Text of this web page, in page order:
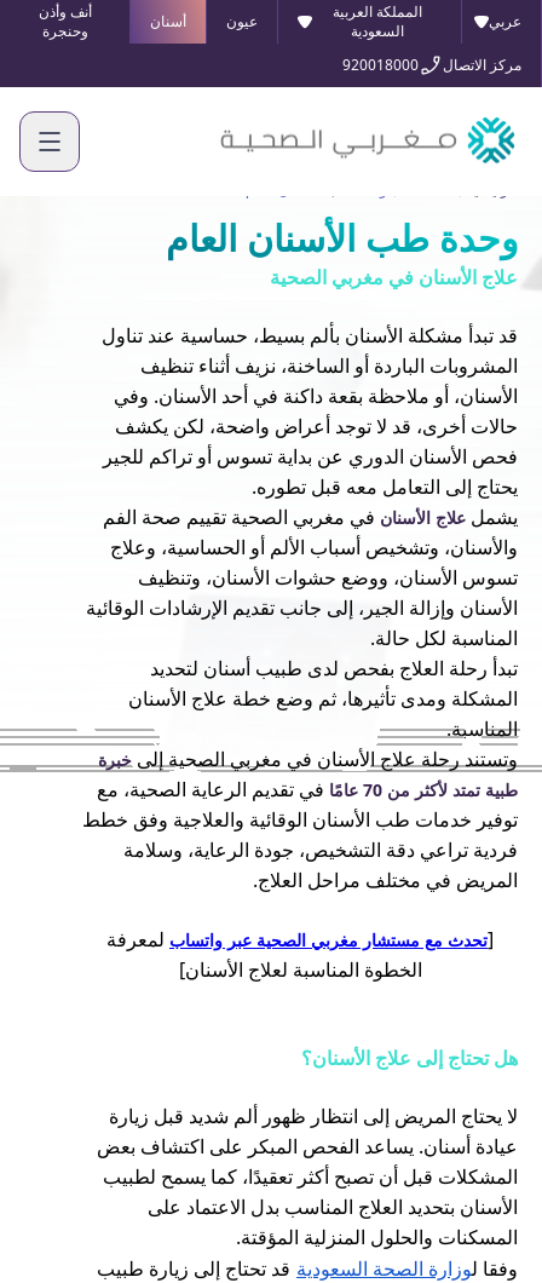
عربي
المملكة العربية
السعودية
عيون أسنان
أنف وأذن
وحنجرة
مركز الاتصال
920018000
وحدة طب الأسنان العام
علاج الأسنان في مغربي الصحية
قد تبدأ مشكلة الأسنان بألم بسيط، حساسية عند تناول
المشروبات الباردة أو الساخنة، نزيف أثناء تنظيف
الأسنان، أو ملاحظة بقعة داكنة في أحد الأسنان. وفي
حالات أخرى، قد لا توجد أعراض واضحة، لكن يكشف
فحص الأسنان الدوري عن بداية تسوس أو تراكم للجير
يحتاج إلى التعامل معه قبل تطوره.
يشمل علاج الأسنان في مغربي الصحية تقييم صحة الفم
والأسنان، وتشخيص أسباب الألم أو الحساسية، وعلاج
تسوس الأسنان، ووضع حشوات الأسنان، وتنظيف
الأسنان وإزالة الجير، إلى جانب تقديم الإرشادات الوقائية
المناسبة لكل حالة.
تبدأ رحلة العلاج بفحص لدى طبيب أسنان لتحديد
المشكلة ومدى تأثيرها، ثم وضع خطة علاج الأسنان
المناسبة.
وتستند رحلة علاج الأسنان في مغربي الصحية إلى خبرة
طبية تمتد لأكثر من 70 عامًا
في تقديم الرعاية الصحية، مع
توفير خدمات طب الأسنان الوقائية والعلاجية وفق خطط
فردية تراعي دقة التشخيص، جودة الرعاية، وسلامة
المريض في مختلف مراحل العلاج.
[تحدث مع مستشار مغربي الصحية عبر واتساب لمعرفة
الخطوة المناسبة لعلاج الأسنان]
هل تحتاج إلى علاج الأسنان؟
لا يحتاج المريض إلى انتظار ظهور ألم شديد قبل زيارة
عيادة أسنان. يساعد الفحص المبكر على اكتشاف بعض
المشكلات قبل أن تصبح أكثر تعقيدًا، كما يسمح لطبيب
الأسنان بتحديد العلاج المناسب بدل الاعتماد على
المسكنات والحلول المنزلية المؤقتة.
وفقا لوزارة الصحة السعودية قد تحتاج إلى زيارة طبيب